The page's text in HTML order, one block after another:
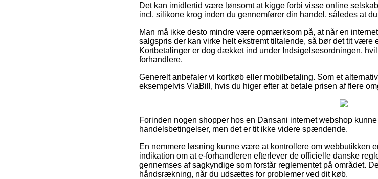
Det kan imidlertid være lønsomt at kigge forbi visse online
incl. silikone krog inden du gennemfører din handel, således at
Man må ikke desto mindre være opmærksom på, at når en
salgspris der kan virke helt ekstremt tiltalende, så bør det tit være
Kortbetalinger er dog dækket ind under Indsigelsesordningen,
forhandlere.
Generelt anbefaler vi kortkøb eller mobilbetaling. Som et
eksempelvis ViaBill, hvis du higer efter at betale prisen af flere
Forinden nogen shopper hos en Dansani internet webshop
handelsbetingelser, men det er tit ikke videre spændende.
En nemmere løsning kunne være at kontrollere om webbutikken
indikation om at e-forhandleren efterlever de officielle danske
gennemses af sagkyndige som forstår reglementet på området.
håndsrækning, når du udsættes for problemer ved dit køb.